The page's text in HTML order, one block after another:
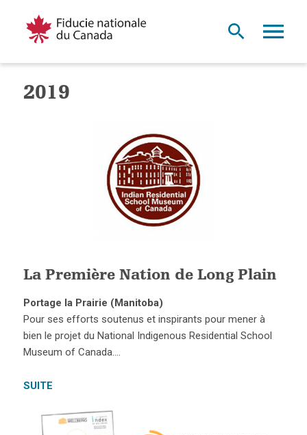
2019
La Première Nation de Long Plain
Portage la Prairie (Manitoba)
Pour ses efforts soutenus et inspirants pour mener à
bien le projet du National Indigenous Residential School
Museum of Canada….
SUITE